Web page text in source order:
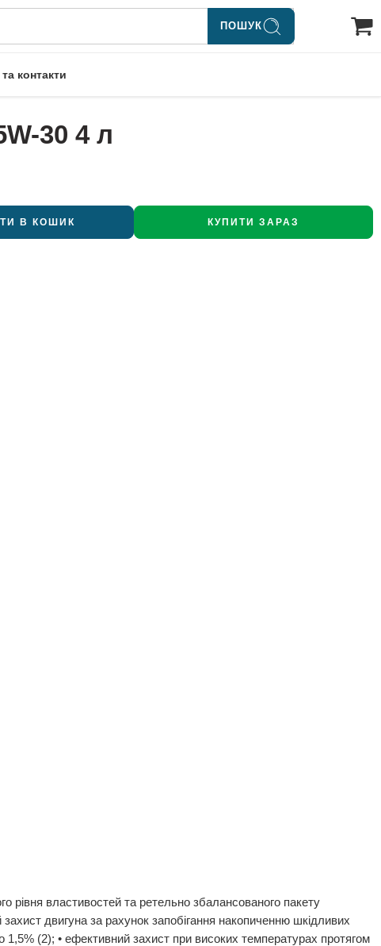
ПОШУК
контакти
30 4 л
В КОШИК КУПИТИ ЗАРАЗ
рівня властивостей та ретельно збалансованого пакету
двигуна за рахунок запобігання накопиченню шкідливих
1,5% (2); • ефективний захист при високих температурах протягом